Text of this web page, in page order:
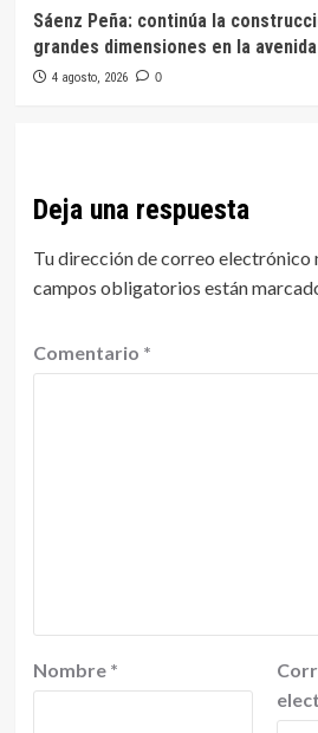
Sáenz Peña: continúa la
grandes dimensiones en la
4 agosto, 2026 0
Deja una respuesta
Tu dirección de correo electrónico
campos obligatorios están
Comentario *
Nombre *